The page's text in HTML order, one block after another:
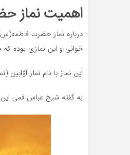
اهمیت نماز
درباره نماز حضرت
خوانی و این نمازی بوده
این نماز با نام نماز
به گفته شیخ عباس قمی